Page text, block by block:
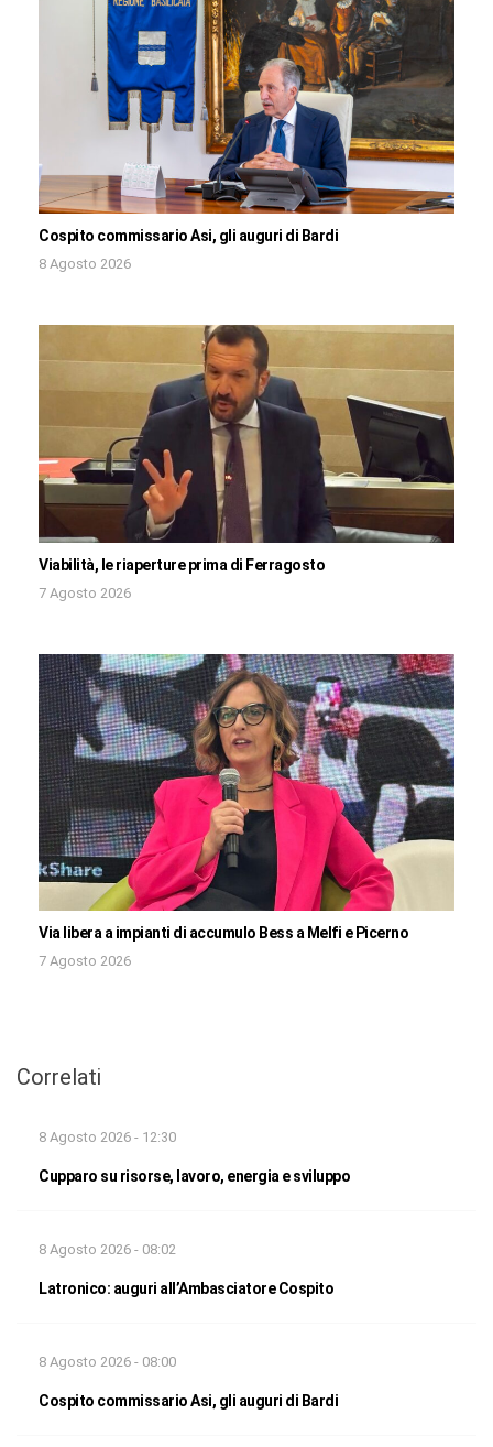
Cospito commissario Asi, gli auguri di Bardi
8 Agosto 2026
Viabilità, le riaperture prima di Ferragosto
7 Agosto 2026
Via libera a impianti di accumulo Bess a Melfi e Picerno
7 Agosto 2026
Correlati
8 Agosto 2026 - 12:30
Cupparo su risorse, lavoro, energia e sviluppo
8 Agosto 2026 - 08:02
Latronico: auguri all’Ambasciatore Cospito
8 Agosto 2026 - 08:00
Cospito commissario Asi, gli auguri di Bardi